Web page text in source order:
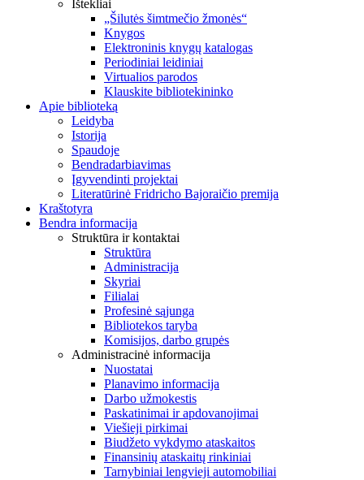
Ištekliai
„Šilutės šimtmečio žmonės“
Knygos
Elektroninis knygų katalogas
Periodiniai leidiniai
Virtualios parodos
Klauskite bibliotekininko
Apie biblioteką
Leidyba
Istorija
Spaudoje
Bendradarbiavimas
Įgyvendinti projektai
Literatūrinė Fridricho Bajoraičio premija
Kraštotyra
Bendra informacija
Struktūra ir kontaktai
Struktūra
Administracija
Skyriai
Filialai
Profesinė sąjunga
Bibliotekos taryba
Komisijos, darbo grupės
Administracinė informacija
Nuostatai
Planavimo informacija
Darbo užmokestis
Paskatinimai ir apdovanojimai
Viešieji pirkimai
Biudžeto vykdymo ataskaitos
Finansinių ataskaitų rinkiniai
Tarnybiniai lengvieji automobiliai